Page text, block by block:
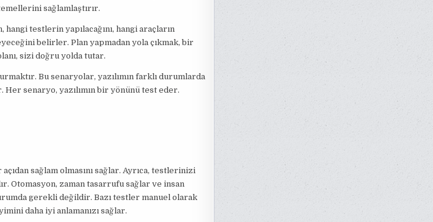
sağlamlaştırır.
testlerin yapılacağını, hangi araçların
belirler. Plan yapmadan yola çıkmak, bir
sizi doğru yolda tutar.
Bu senaryolar, yazılımın farklı durumlarda
Her senaryo, yazılımın bir yönünü test eder.
sağlam olmasını sağlar. Ayrıca, testlerinizi
Otomasyon, zaman tasarrufu sağlar ve insan
gerekli değildir. Bazı testler manuel olarak
daha iyi anlamanızı sağlar.